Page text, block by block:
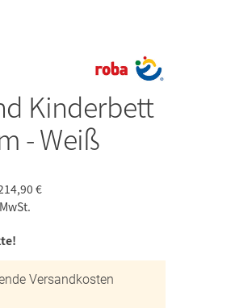
Kinderbett
- Weiß
€
Versandkosten